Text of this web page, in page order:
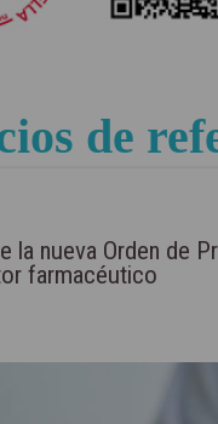
de
la nueva Orden de
farmacéutico